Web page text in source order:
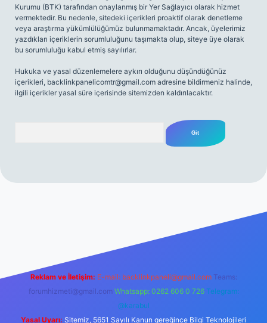
Kurumu (BTK) tarafından onaylanmış bir Yer Sağlayıcı olarak hizmet
vermektedir. Bu nedenle, sitedeki içerikleri proaktif olarak denetleme
veya araştırma yükümlülüğümüz bulunmamaktadır. Ancak, üyelerimiz
yazdıkları içeriklerin sorumluluğunu taşımakta olup, siteye üye olarak
bu sorumluluğu kabul etmiş sayılırlar.
Hukuka ve yasal düzenlemelere aykırı olduğunu düşündüğünüz
içerikleri, backlinkpanelicomtr@gmail.com adresine bildirmeniz halinde,
ilgili içerikler yasal süre içerisinde sitemizden kaldırılacaktır.
Reklam ve İletişim: E-mail: backlinkpaneli@gmail.com Teams:
forumhizmeti@gmail.com Whatsapp: 0262 606 0 726 Telegram:
@karabul
Yasal Uyarı: Sitemiz, 5651 Sayılı Kanun gereğince Bilgi Teknolojileri